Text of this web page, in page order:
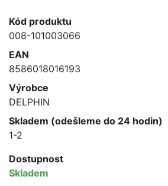
Kód produktu
008-101003066
EAN
8586018016193
Výrobce
DELPHIN
Skladem (odešleme do 24 hodin)
1-2
Dostupnost
Skladem